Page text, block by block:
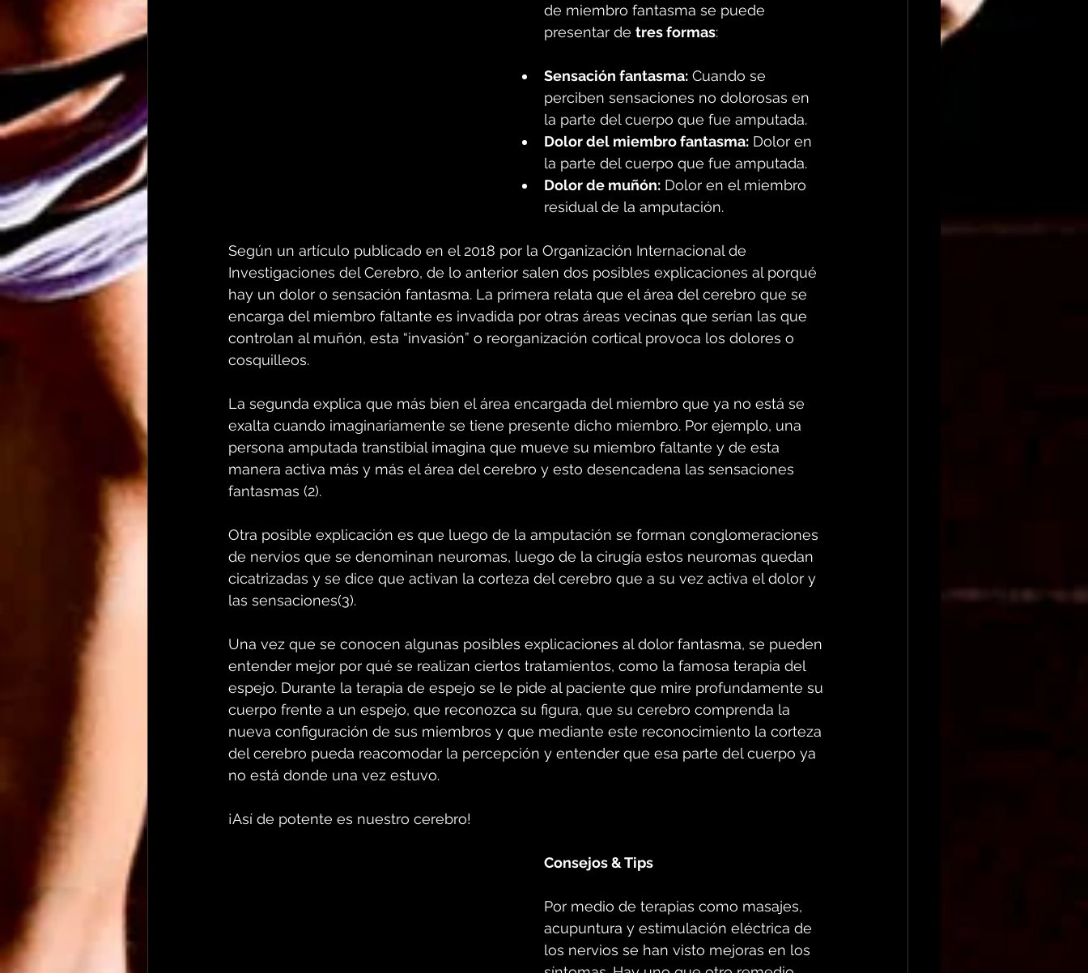
de miembro fantasma se puede
presentar de tres formas:
Sensación fantasma: Cuando se
perciben sensaciones no dolorosas en
la parte del cuerpo que fue amputada.
Dolor del miembro fantasma: Dolor en
la parte del cuerpo que fue amputada.
Dolor de muñón: Dolor en el miembro
residual de la amputación.
Según un artículo publicado en el 2018 por la Organización Internacional de
Investigaciones del Cerebro, de lo anterior salen dos posibles explicaciones al porqué
hay un dolor o sensación fantasma. La primera relata que el área del cerebro que se
encarga del miembro faltante es invadida por otras áreas vecinas que serían las que
controlan al muñón, esta “invasión” o reorganización cortical provoca los dolores o
cosquilleos.
La segunda explica que más bien el área encargada del miembro que ya no está se
exalta cuando imaginariamente se tiene presente dicho miembro. Por ejemplo, una
persona amputada transtibial imagina que mueve su miembro faltante y de esta
manera activa más y más el área del cerebro y esto desencadena las sensaciones
fantasmas (2).
Otra posible explicación es que luego de la amputación se forman conglomeraciones
de nervios que se denominan neuromas, luego de la cirugía estos neuromas quedan
cicatrizadas y se dice que activan la corteza del cerebro que a su vez activa el dolor y
las sensaciones(3).
Una vez que se conocen algunas posibles explicaciones al dolor fantasma, se pueden
entender mejor por qué se realizan ciertos tratamientos, como la famosa terapia del
espejo. Durante la terapia de espejo se le pide al paciente que mire profundamente su
cuerpo frente a un espejo, que reconozca su figura, que su cerebro comprenda la
nueva configuración de sus miembros y que mediante este reconocimiento la corteza
del cerebro pueda reacomodar la percepción y entender que esa parte del cuerpo ya
no está donde una vez estuvo.
¡Así de potente es nuestro cerebro!
Consejos & Tips
Por medio de terapias como masajes,
acupuntura y estimulación eléctrica de
los nervios se han visto mejoras en los